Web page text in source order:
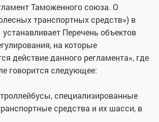
Таможенного союза. О
транспортных средств») в
Перечень объектов
на которые
действие данного регламента», где
говорится следующее:
специализированные
средства и их шасси, в